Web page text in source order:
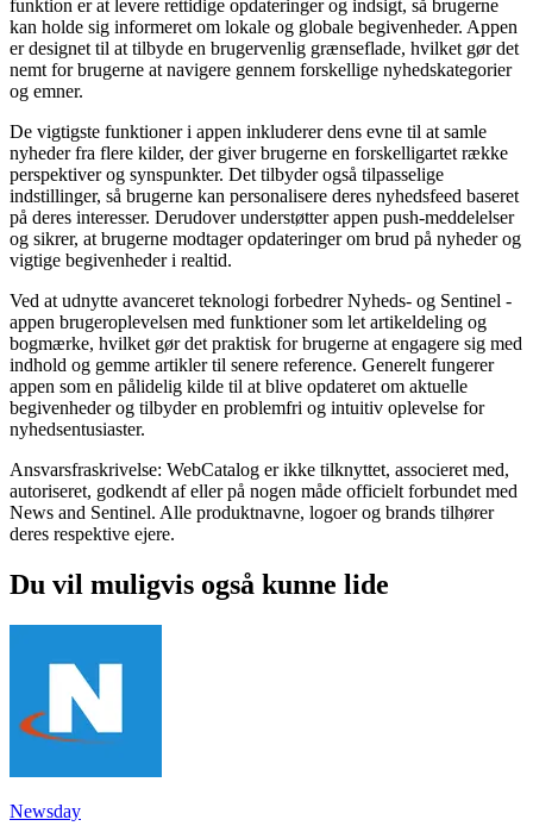
funktion er at levere rettidige opdateringer og indsigt, så brugerne
kan holde sig informeret om lokale og globale begivenheder. Appen
er designet til at tilbyde en brugervenlig grænseflade, hvilket gør det
nemt for brugerne at navigere gennem forskellige nyhedskategorier
og emner.
De vigtigste funktioner i appen inkluderer dens evne til at samle
nyheder fra flere kilder, der giver brugerne en forskelligartet række
perspektiver og synspunkter. Det tilbyder også tilpasselige
indstillinger, så brugerne kan personalisere deres nyhedsfeed baseret
på deres interesser. Derudover understøtter appen push-meddelelser
og sikrer, at brugerne modtager opdateringer om brud på nyheder og
vigtige begivenheder i realtid.
Ved at udnytte avanceret teknologi forbedrer Nyheds- og Sentinel -
appen brugeroplevelsen med funktioner som let artikeldeling og
bogmærke, hvilket gør det praktisk for brugerne at engagere sig med
indhold og gemme artikler til senere reference. Generelt fungerer
appen som en pålidelig kilde til at blive opdateret om aktuelle
begivenheder og tilbyder en problemfri og intuitiv oplevelse for
nyhedsentusiaster.
Ansvarsfraskrivelse: WebCatalog er ikke tilknyttet, associeret med,
autoriseret, godkendt af eller på nogen måde officielt forbundet med
News and Sentinel. Alle produktnavne, logoer og brands tilhører
deres respektive ejere.
Du vil muligvis også kunne lide
Newsday